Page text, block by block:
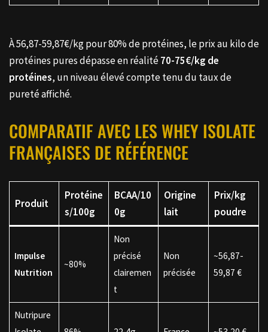
À 56,87-59,87€/kg pour 80% de protéines, le prix au kilo de
protéines pures dépasse en réalité70-75€/kg de
protéines, un niveau élevé compte tenu du taux de
pureté affiché.
COMPARATIF AVEC LES WHEY ISOLATE
FRANÇAISES DE RÉFÉRENCE
Produit
Protéine
s/100g
BCAA/10
0g
Origine
lait
Prix/kg
poudre
Impulse
Nutrition
~80%
Non
précisé
clairemen
t
Non
précisée
~56,87-
59,87 €
Nutripure